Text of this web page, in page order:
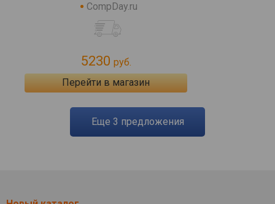
CompDay.ru
5230 руб.
Перейти в магазин
eще 3 предложения